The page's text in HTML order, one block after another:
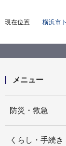
現在位置 横浜市
横浜市
秋季オ
ーのみ
メニュー
防災・救急
くらし・手続き